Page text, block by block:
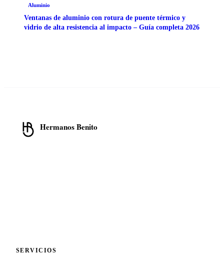
Aluminio
Ventanas de aluminio con rotura de puente térmico y
vidrio de alta resistencia al impacto – Guía completa 2026
Hermanos Benito
SERVICIOS